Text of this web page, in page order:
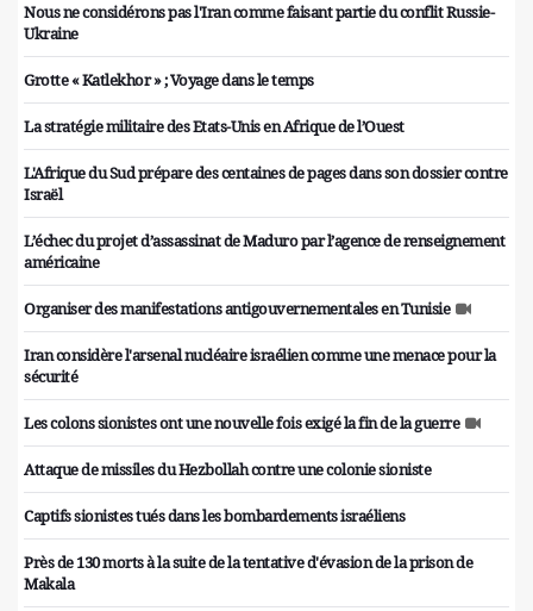
Nous ne considérons pas l'Iran comme faisant partie du conflit Russie-
Ukraine
Grotte « Katlekhor » ; Voyage dans le temps
La stratégie militaire des Etats-Unis en Afrique de l’Ouest
L'Afrique du Sud prépare des centaines de pages dans son dossier contre
Israël
L’échec du projet d’assassinat de Maduro par l’agence de renseignement
américaine
Organiser des manifestations antigouvernementales en Tunisie
Iran considère l'arsenal nucléaire israélien comme une menace pour la
sécurité
Les colons sionistes ont une nouvelle fois exigé la fin de la guerre
Attaque de missiles du Hezbollah contre une colonie sioniste
Captifs sionistes tués dans les bombardements israéliens
Près de 130 morts à la suite de la tentative d'évasion de la prison de
Makala